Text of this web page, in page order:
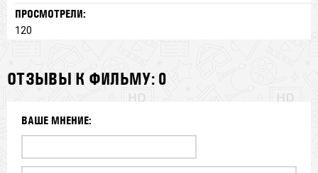
ПРОСМОТРЕЛИ:
120
ОТЗЫВЫ К ФИЛЬМУ: 0
ВАШЕ МНЕНИЕ: